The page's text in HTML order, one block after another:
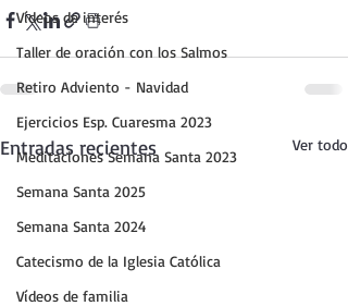
Vídeos de interés
Taller de oración con los Salmos
Retiro Adviento - Navidad
Ejercicios Esp. Cuaresma 2023
Meditaciones Semana Santa 2023
Semana Santa 2025
Semana Santa 2024
Catecismo de la Iglesia Católica
Vídeos de familia
Entradas recientes Ver todo